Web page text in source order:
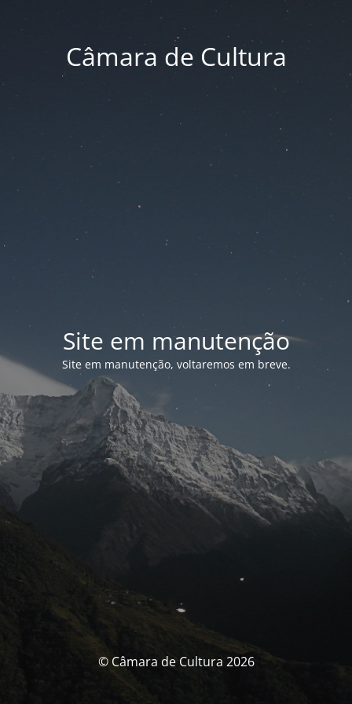
Câmara de Cultura
Site em manutenção
Site em manutenção, voltaremos em breve.
© Câmara de Cultura 2026